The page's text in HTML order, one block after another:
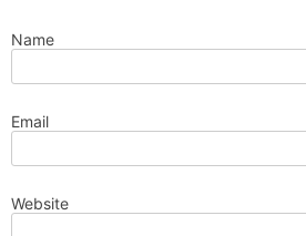
Name
Email
Website